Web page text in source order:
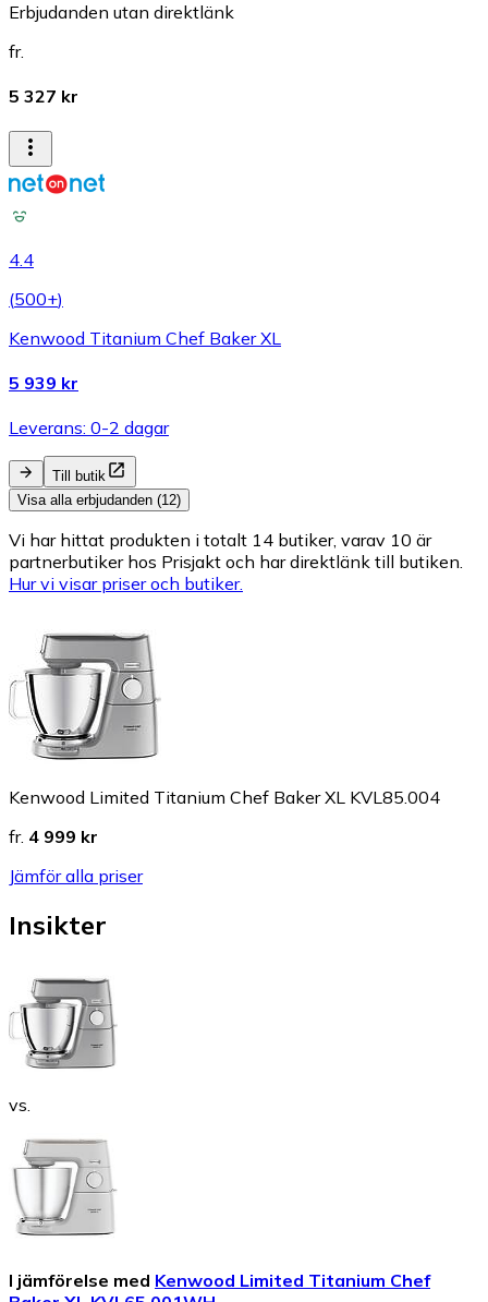
Erbjudanden utan direktlänk
fr.
5 327 kr
4.4
(500+)
Kenwood Titanium Chef Baker XL
5 939 kr
Leverans: 0-2 dagar
Till butik
Visa alla erbjudanden (12)
Vi har hittat produkten i totalt 14 butiker, varav 10 är
partnerbutiker hos Prisjakt och har direktlänk till butiken.
Hur vi visar priser och butiker.
Kenwood Limited Titanium Chef Baker XL KVL85.004
fr. 4 999 kr
Jämför alla priser
Insikter
vs.
I jämförelse med Kenwood Limited Titanium Chef